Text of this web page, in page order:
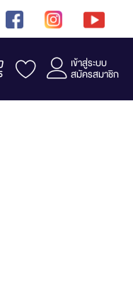
รถเข็น เข้าสู่ระบบ
สมัครสมาชิก